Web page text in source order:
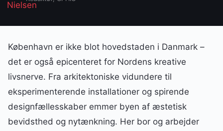
København er ikke blot hovedstaden i Danmark –
det er også epicenteret for Nordens kreative
livsnerve. Fra arkitektoniske vidundere til
eksperimenterende installationer og spirende
designfællesskaber emmer byen af æstetisk
bevidsthed og nytænkning. Her bor og arbejder